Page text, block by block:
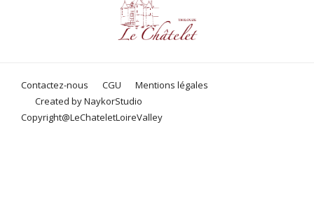
Contactez-nous CGU
Mentions légales
Created by NaykorStudio
Copyright@LeChateletLoireValley